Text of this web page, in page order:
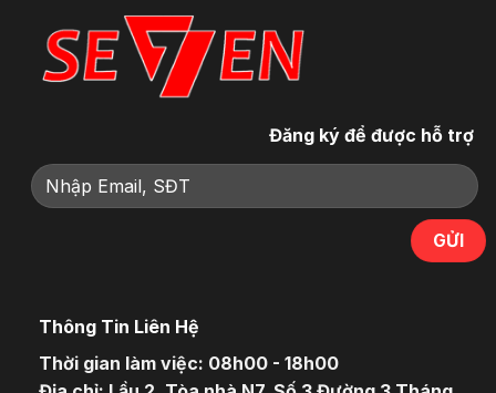
Đăng ký để được hỗ trợ
Thông Tin Liên Hệ
Thời gian làm việc: 08h00 - 18h00